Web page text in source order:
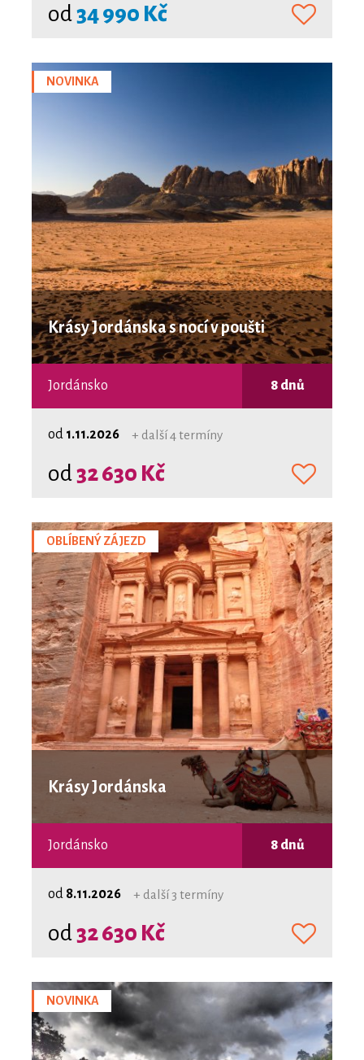
od34 990 Kč
NOVINKA
Krásy Jordánska s nocí v poušti
Jordánsko 8 dnů
od 1.11.2026 + další 4 termíny
od32 630 Kč
OBLÍBENÝ ZÁJEZD
Krásy Jordánska
Jordánsko 8 dnů
od 8.11.2026 + další 3 termíny
od32 630 Kč
NOVINKA